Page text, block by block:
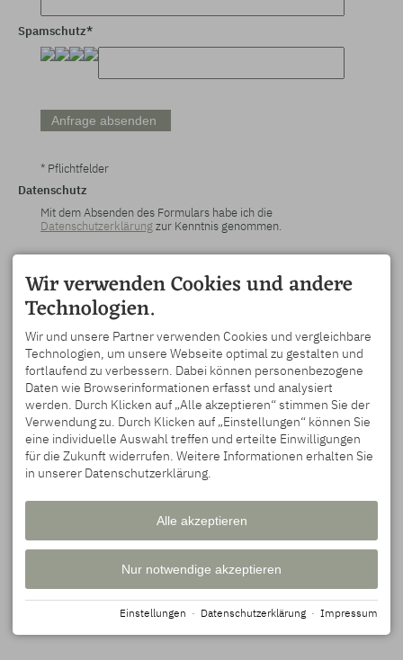
Spamschutz*
* Pflichtfelder
Datenschutz
Mit dem Absenden des Formulars habe ich die
Datenschutzerklärungzur Kenntnis genommen.
KONTAKT
OBJEKTANSCHRIFT
Ferienwohnungen Lingg
Familie Lingg-Dempfle
Speichackerstraße 3+5
87561 Oberstdorf
DEUTSCHLAND
Tel.+49 8322 2161
LINKS
→Homepage
→Email senden
Wir verwenden Cookies und andere
Technologien.
Wir und unsere Partner verwenden Cookies und vergleichbare
Technologien, um unsere Webseite optimal zu gestalten und
fortlaufend zu verbessern. Dabei können personenbezogene
Daten wie Browserinformationen erfasst und analysiert
werden. Durch Klicken auf „Alle akzeptieren“ stimmen Sie der
Verwendung zu. Durch Klicken auf „Einstellungen“ können Sie
eine individuelle Auswahl treffen und erteilte Einwilligungen
für die Zukunft widerrufen. Weitere Informationen erhalten Sie
in unserer Datenschutzerklärung.
Alle akzeptieren
Nur notwendige akzeptieren
Einstellungen · Datenschutzerklärung · Impressum